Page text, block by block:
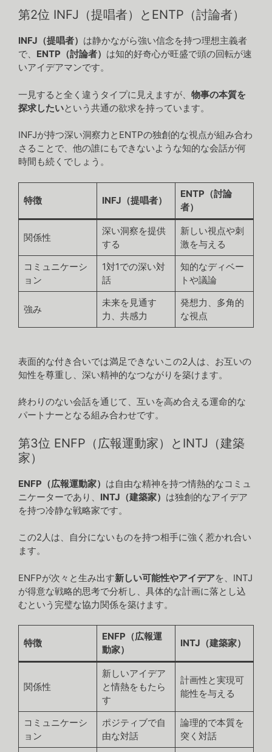
第2位 INFJ（提唱者）とENTP（討論者）
INFJ（提唱者） は静かながら強い信念を持つ理想主義者
で、 ENTP（討論者） は知的好奇心が旺盛で頭の回転が速
いアイデアマンです。
一見すると全く違うタイプに見えますが、 物事の本質を
探求したいという共通の欲求を持っています。
INFJが持つ深い洞察力とENTPの独創的な視点が組み合わ
さることで、他の誰にもできないような知的な会話が何
時間も続くでしょう。
特徴 INFJ（提唱者）
ENTP（討論
者）
関係性
深い洞察を提供
する
新しい視点や刺
激を与える
コミュニケーシ
ョン
1対1での深い対
話
知的なディベー
トや議論
強み
未来を見通す
力、共感力
発想力、多角的
な視点
表面的な付き合いでは満足できないこの2人は、お互いの
知性を尊重し、深い精神的なつながりを築けます。
終わりのない会話を通じて、互いを高め合える運命的な
パートナーとなる組み合わせです。
第3位 ENFP（広報運動家）とINTJ（建築
家）
ENFP（広報運動家） は自由な精神を持つ情熱的なコミュ
ニケーターであり、 INTJ（建築家） は独創的なアイデア
を持つ冷静な戦略家です。
この2人は、自分にないものを持つ相手に強く惹かれ合い
ます。
ENFPが次々と生み出す新しい可能性やアイデアを、INTJ
が得意な戦略的思考で分析し、具体的な計画に落とし込
むという完璧な協力関係を築けます。
特徴
ENFP（広報運
動家）
INTJ（建築家）
関係性
新しいアイデア
と情熱をもたら
す
計画性と実現可
能性を与える
コミュニケーシ
ョン
ポジティブで自
由な対話
論理的で本質を
突く対話